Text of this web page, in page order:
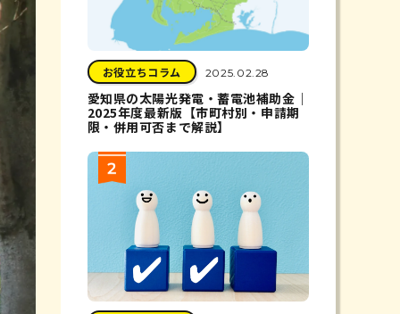
お役立ちコラム 2025.02.28
愛知県の太陽光発電・蓄電池補助金｜
2025年度最新版【市町村別・申請期
限・併用可否まで解説】